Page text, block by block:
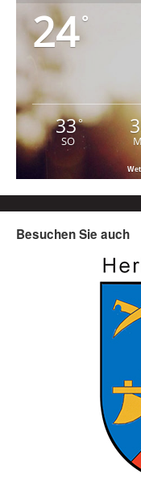
24°
33°
SO
Besuchen Sie auch